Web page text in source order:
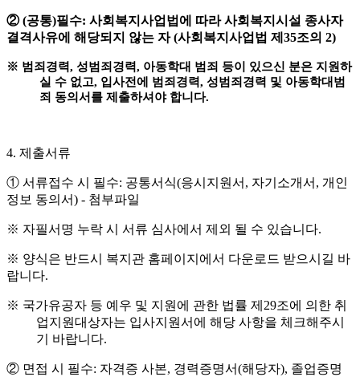
②(공통)필수: 사회복지사업법에 따라 사회복지시설 종사자
결격사유에 해당되지 않는 자(사회복지사업법 제 35조의 2)
※ 범죄경력, 성범죄경력, 아동학대 범죄 등이 있으신 분은 지원하
실 수 없고, 입사전에 범죄경력,성범죄경력 및 아동학대범
죄 동의서를 제출하셔야 합니다.
4. 제출서류
① 서류접수 시 필수: 공통서식(응시지원서 , 자기소개서 , 개인
정보 동의서) - 첨부파일
※ 자필서명 누락 시 서류 심사에서 제외 될 수 있습니다.
※ 양식은 반드시 복지관 홈페이지에서 다운로드 받으시길 바
랍니다.
※ 국가유공자 등 예우 및 지원에 관한 법률 제 29조에 의한 취
업지원대상자는 입사지원서에 해당 사항을 체크해주시
기 바랍니다.
② 면접 시 필수: 자격증 사본, 경력증명서(해당자), 졸업증명